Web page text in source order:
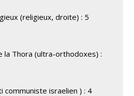
(religieux, droite) : 5
la Thora (ultra-orthodoxes) :
communiste israelien ) : 4